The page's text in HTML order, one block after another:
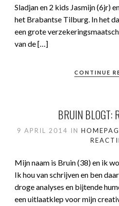
Sladjan en 2 kids Jasmijn (6jr)
het Brabantse Tilburg. In het
een grote
van de […]
CONTINUE
BRUIN BLOGT:
9 APRIL 2014 IN
Mijn naam is Bruin (38) en ik
Ik hou van schrijven en ben
droge analyses en bijtende
een uitlaatklep voor mijn